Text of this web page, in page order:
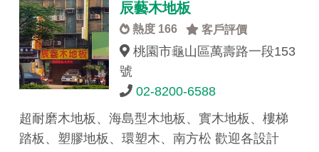
辰藝木地板
熱度 166 客戶評價
桃園市龜山區萬壽路一段153
號
02-8200-6588
超耐磨木地板、海島型木地板、實木地板、樓梯
踏板、塑膠地板、環塑木、南方松 歡迎各設計